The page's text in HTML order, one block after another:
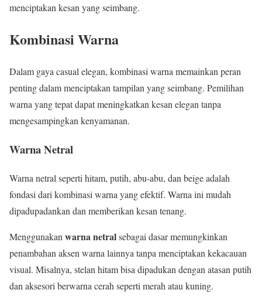
menciptakan kesan yang seimbang.
Kombinasi Warna
Dalam gaya casual elegan, kombinasi warna memainkan peran
penting dalam menciptakan tampilan yang seimbang. Pemilihan
warna yang tepat dapat meningkatkan kesan elegan tanpa
mengesampingkan kenyamanan.
Warna Netral
Warna netral seperti hitam, putih, abu-abu, dan beige adalah
fondasi dari kombinasi warna yang efektif. Warna ini mudah
dipadupadankan dan memberikan kesan tenang.
Menggunakan warna netralsebagai dasar memungkinkan
penambahan aksen warna lainnya tanpa menciptakan kekacauan
visual. Misalnya, stelan hitam bisa dipadukan dengan atasan putih
dan aksesori berwarna cerah seperti merah atau kuning.